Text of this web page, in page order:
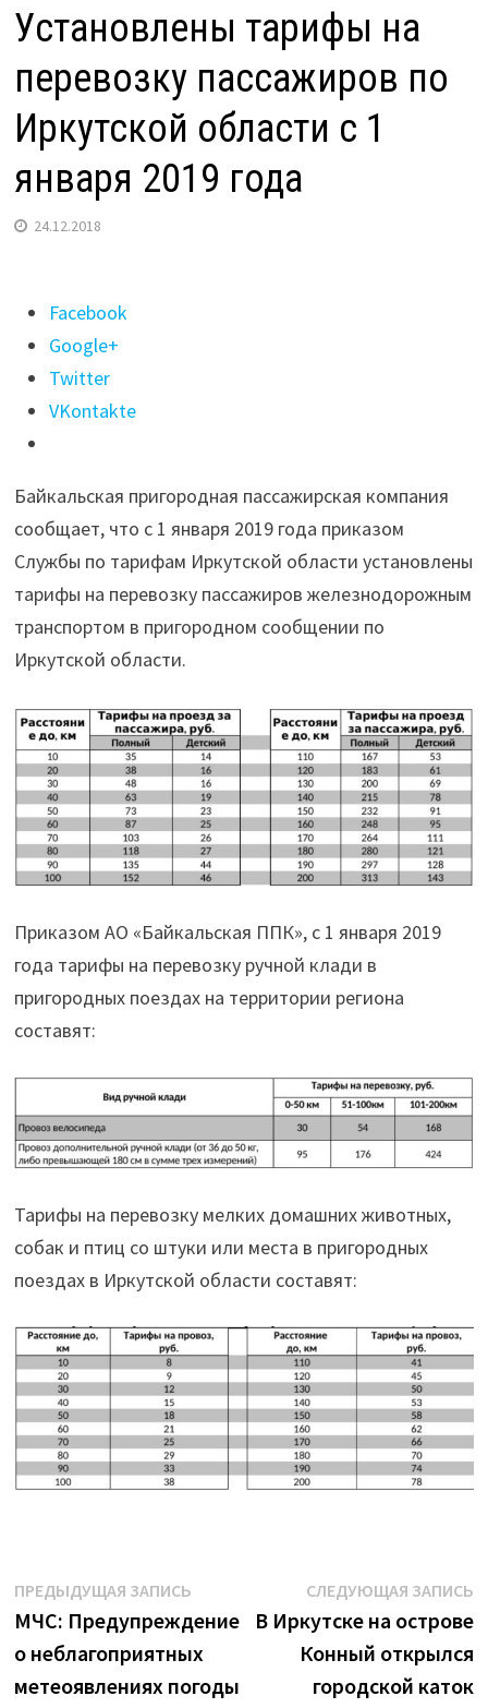
Установлены тарифы на
перевозку пассажиров по
Иркутской области с 1
января 2019 года
24.12.2018
Поделиться
"Установлены
тарифы
на
перевозку
по
Иркутской
области
с
1
января
2019
года"
Facebook
Google+
Twitter
VKontakte
Байкальская пригородная пассажирская компания
сообщает, что с 1 января 2019 года приказом
Службы по тарифам Иркутской области установлены
тарифы на перевозку пассажиров железнодорожным
транспортом в пригородном сообщении по
Иркутской области.
Приказом АО «Байкальская ППК», с 1 января 2019
года тарифы на перевозку ручной клади в
пригородных поездах на территории региона
составят:
Тарифы на перевозку мелких домашних животных,
собак и птиц со штуки или места в пригородных
поездах в Иркутской области составят:
Навигация
по
записям
ПРЕДЫДУЩАЯ ЗАПИСЬПредыдущая
запись:
МЧС: Предупреждение
о неблагоприятных
метеоявлениях погоды
СЛЕДУЮЩАЯ ЗАПИСЬ
В Иркутске на острове
Конный открылся
городской каток